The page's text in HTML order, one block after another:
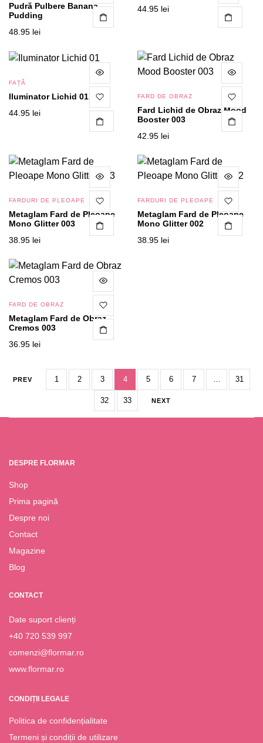
Pudră Pulbere Banana
Pudding
48.95 lei
44.95 lei
FAȚĂ
Iluminator Lichid 01
44.95 lei
FARD DE OBRAZ
Fard Lichid de Obraz Mood
Booster 003
42.95 lei
FARDURI DE PLEOAPE
Metaglam Fard de Pleoape
Mono Glitter 003
38.95 lei
FARDURI DE PLEOAPE
Metaglam Fard de Pleoape
Mono Glitter 002
38.95 lei
FARD DE OBRAZ
Metaglam Fard de Obraz
Cremos 003
36.95 lei
PREV 1 2 3 4 5 6 7 … 31
32 33 NEXT
DESPRE FLORMAR
Shop
Prima pagină
Despre noi
Contact
Magazine
Blog
CONTACT
Date suport clienți
+40 720 539 997
comenzi@flormar.ro
www.flormar.ro
CONDIȚII LEGALE
Politica de confidențialitate
Termeni și condiții de utilizare